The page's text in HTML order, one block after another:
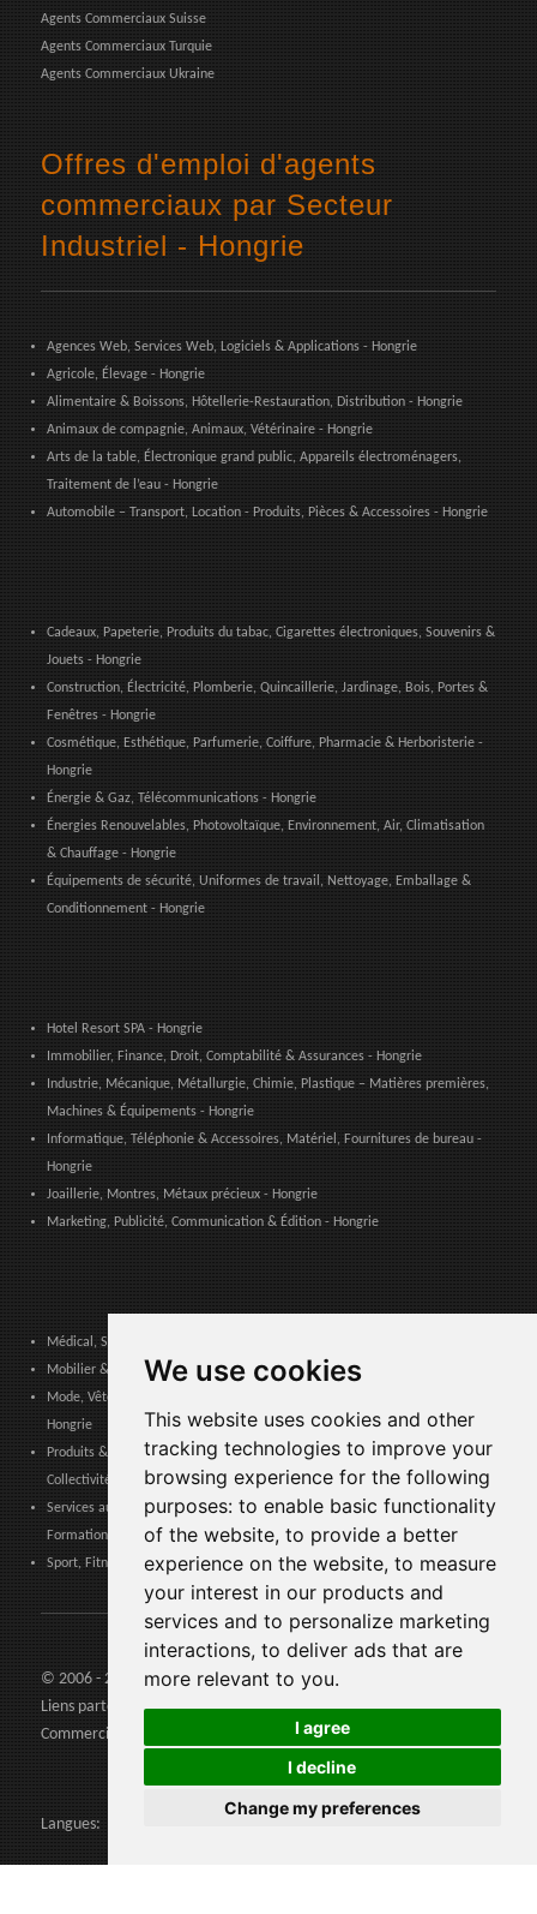
We use cookies
This website uses cookies and other
tracking technologies to improve your
browsing experience for the following
purposes: to enable basic functionality
of the website, to provide a better
experience on the website, to measure
your interest in our products and
services and to personalize marketing
interactions, to deliver ads that are
more relevant to you.
I agree
I decline
Change my preferences
Agents Commerciaux Suisse
Agents Commerciaux Turquie
Agents Commerciaux Ukraine
Offres d'emploi d'agents
commerciaux par Secteur
Industriel - Hongrie
Agences Web, Services Web, Logiciels & Applications - Hongrie
Agricole, Élevage - Hongrie
Alimentaire & Boissons, Hôtellerie-Restauration, Distribution - Hongrie
Animaux de compagnie, Animaux, Vétérinaire - Hongrie
Arts de la table, Électronique grand public, Appareils électroménagers,
Traitement de l’eau - Hongrie
Automobile – Transport, Location - Produits, Pièces & Accessoires - Hongrie
Cadeaux, Papeterie, Produits du tabac, Cigarettes électroniques, Souvenirs &
Jouets - Hongrie
Construction, Électricité, Plomberie, Quincaillerie, Jardinage, Bois, Portes &
Fenêtres - Hongrie
Cosmétique, Esthétique, Parfumerie, Coiffure, Pharmacie & Herboristerie -
Hongrie
Énergie & Gaz, Télécommunications - Hongrie
Énergies Renouvelables, Photovoltaïque, Environnement, Air, Climatisation
& Chauffage - Hongrie
Équipements de sécurité, Uniformes de travail, Nettoyage, Emballage &
Conditionnement - Hongrie
Hotel Resort SPA - Hongrie
Immobilier, Finance, Droit, Comptabilité & Assurances - Hongrie
Industrie, Mécanique, Métallurgie, Chimie, Plastique – Matières premières,
Machines & Équipements - Hongrie
Informatique, Téléphonie & Accessoires, Matériel, Fournitures de bureau -
Hongrie
Joaillerie, Montres, Métaux précieux - Hongrie
Marketing, Publicité, Communication & Édition - Hongrie
Médical, Sanitaire, Dentaire & Pharmaceutique - Hongrie
Mobilier & Décoration, Art & Artisanat, Textile, Éclairage - Hongrie
Mode, Vêtements, Accessoires de Mode, Chaussures & Maroquinerie -
Hongrie
Produits & Services pour les Communautés, Administrations Publiques &
Collectivités Locales - Hongrie
Services aux entreprises, Logistique, Sécurité au travail, Certifications,
Formation - Hongrie
Sport, Fitness, Loisir – Produits, Matériaux & Équipements - Hongrie
© 2006 - 2026 Agents24 - N. TVA: IT03479460739
Liens partenaires:Agents24.com| QuiVenditori.com -Agenti di
Commercio
Langues: